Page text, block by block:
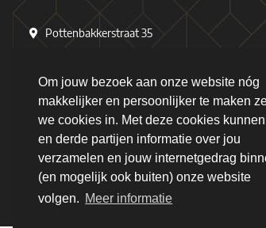
Om jouw bezoek aan onze website nóg
makkelijker en persoonlijker te maken
we cookies in. Met deze cookies
en derde partijen informatie over jou
verzamelen en jouw internetgedrag
(en mogelijk ook buiten) onze website
volgen. Meer informatie
Pottenbakkerstraat 35
Nederland
+31 (0)76 - 503 77 17
+31 (0)76 - 501 78 69
info@spl-lighting.com